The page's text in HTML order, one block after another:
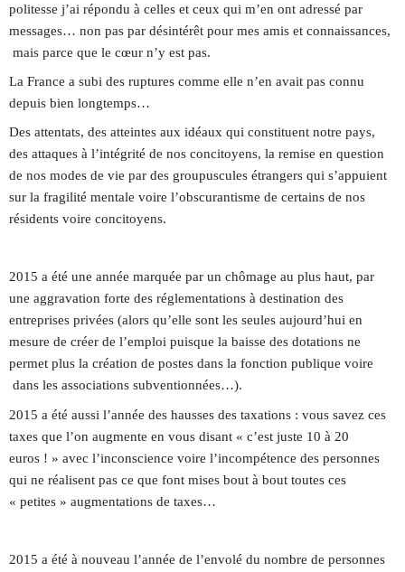
politesse j’ai répondu à celles et ceux qui m’en ont adressé par
messages… non pas par désintérêt pour mes amis et connaissances,
mais parce que le cœur n’y est pas.
La France a subi des ruptures comme elle n’en avait pas connu
depuis bien longtemps…
Des attentats, des atteintes aux idéaux qui constituent notre pays,
des attaques à l’intégrité de nos concitoyens, la remise en question
de nos modes de vie par des groupuscules étrangers qui s’appuient
sur la fragilité mentale voire l’obscurantisme de certains de nos
résidents voire concitoyens.
2015 a été une année marquée par un chômage au plus haut, par
une aggravation forte des réglementations à destination des
entreprises privées (alors qu’elle sont les seules aujourd’hui en
mesure de créer de l’emploi puisque la baisse des dotations ne
permet plus la création de postes dans la fonction publique voire
dans les associations subventionnées…).
2015 a été aussi l’année des hausses des taxations : vous savez ces
taxes que l’on augmente en vous disant « c’est juste 10 à 20
euros ! » avec l’inconscience voire l’incompétence des personnes
qui ne réalisent pas ce que font mises bout à bout toutes ces
« petites » augmentations de taxes…
2015 a été à nouveau l’année de l’envolé du nombre de personnes